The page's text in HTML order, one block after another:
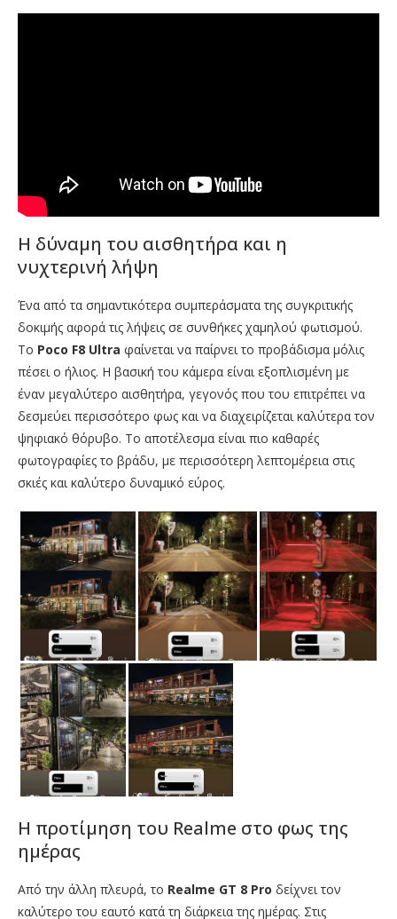
Η δύναμη του αισθητήρα και η
νυχτερινή λήψη
Ένα από τα σημαντικότερα συμπεράσματα της συγκριτικής
δοκιμής αφορά τις λήψεις σε συνθήκες χαμηλού φωτισμού.
Το Poco F8 Ultra φαίνεται να παίρνει το προβάδισμα μόλις
πέσει ο ήλιος. Η βασική του κάμερα είναι εξοπλισμένη με
έναν μεγαλύτερο αισθητήρα, γεγονός που του επιτρέπει να
δεσμεύει περισσότερο φως και να διαχειρίζεται καλύτερα τον
ψηφιακό θόρυβο. Το αποτέλεσμα είναι πιο καθαρές
φωτογραφίες το βράδυ, με περισσότερη λεπτομέρεια στις
σκιές και καλύτερο δυναμικό εύρος.
Η προτίμηση του Realme στο φως της
ημέρας
Από την άλλη πλευρά, το Realme GT 8 Pro δείχνει τον
καλύτερο του εαυτό κατά τη διάρκεια της ημέρας. Στις